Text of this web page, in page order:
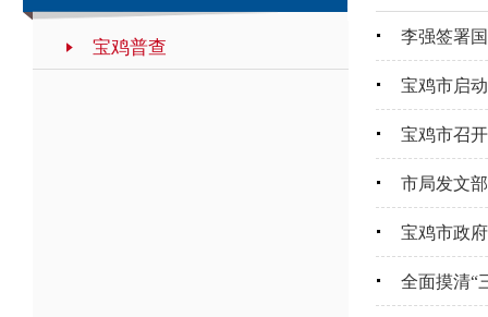
宝鸡普查
李强签署
宝鸡市启
宝鸡市召
市局发文
宝鸡市政
全面摸清“